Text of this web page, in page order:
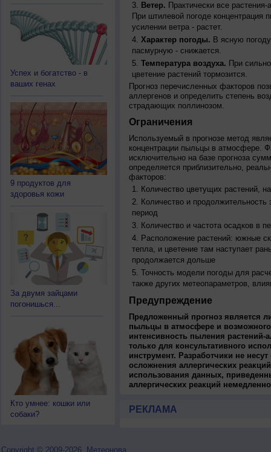
Успех и богатство - в
ваших генах
9 продуктов для
здоровья кожи
За двумя зайцами
погонишься...
Кто умнее: кошки или
собаки?
Ветер. Практически все
При штилевой погоде
усилении ветра - растет.
Характер погоды. В ясную
пасмурную - снижается.
Температура воздуха. При
цветение растений тормозится.
Прогноз перечисленных факторов
аллергенов и определить степень
страдающих поллинозом.
Ограничения
Используемый в прогнозе метод
концентрации пыльцы в атмосфере.
исключительно на базе прогноза
определяется приблизительно,
факторов:
Количество цветущих растений,
Количество и продолжительность
период
Количество и частота осадков в
Расположение растений: южные
тепла, и цветение там наступает
продолжается дольше
Точность модели погоды для
также других метеопараметров,
Предупреждение
Предложенный прогноз является
пыльцы в атмосфере и
интенсивность пыления растений-
только для консультативного
инструмент. Разработчики не
осложнения аллергических
использования данных,
аллергических реакций
РЕКЛАМА
Copyright © 2009-2026, Метеонова